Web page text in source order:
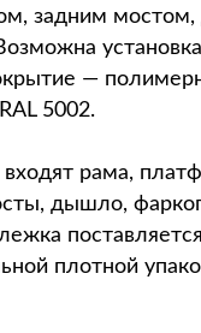
задним
—
5002.
рама,
дышло,
плотной